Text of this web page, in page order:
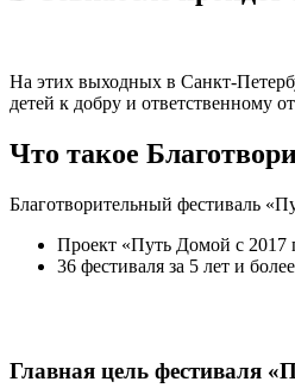
На этих выходных в Санкт-
детей к добру и ответственному
Что такое
Благотворительный фестиваль
Проект «Путь Домой с 2017
36 фестиваля за 5 лет и
Главная цель фестиваля